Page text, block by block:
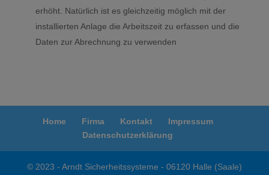
erhöht. Natürlich ist es gleichzeitig möglich mit der
installierten Anlage die Arbeitszeit zu erfassen und die
Daten zur Abrechnung zu verwenden
Home Firma Kontakt
Impressum
Datenschutzerklärung
© 2023 - Arndt Sicherheitssysteme - 06120 Halle (Saale)